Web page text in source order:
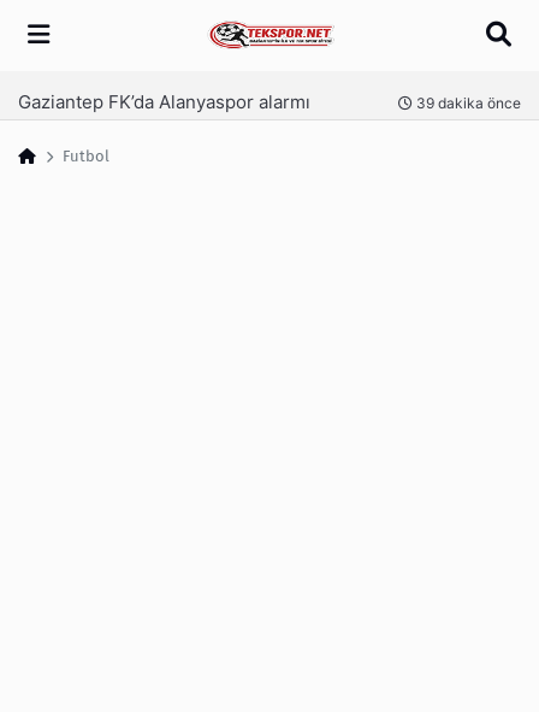
Arama
Gaziantep FK’da Alanyaspor alarmı 39 dakika önce
Futbol